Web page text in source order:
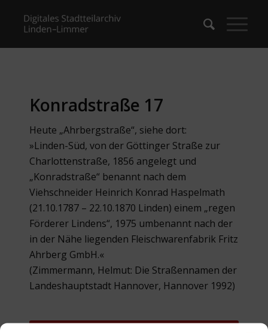
Konradstraße 17
Heute „Ahrbergstraße“, siehe dort:
»Linden-Süd, von der Göttinger Straße zur
Charlottenstraße, 1856 angelegt und
„Konradstraße“ benannt nach dem
Viehschneider Heinrich Konrad Haspelmath
(21.10.1787 – 22.10.1870 Linden) einem „regen
Förderer Lindens“, 1975 umbenannt nach der
in der Nähe liegenden Fleischwarenfabrik Fritz
Ahrberg GmbH.«
(Zimmermann, Helmut: Die Straßennamen der
Landeshauptstadt Hannover, Hannover 1992)